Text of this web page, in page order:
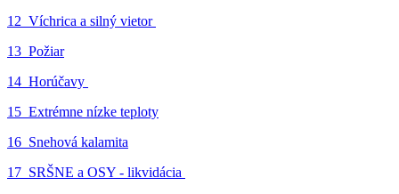
12_Víchrica a silný vietor
13_Požiar
14_Horúčavy
15_Extrémne nízke teploty
16_Snehová kalamita
17_SRŠNE a OSY - likvidácia